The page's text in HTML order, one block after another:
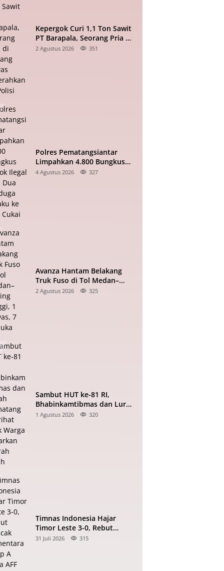
Kepergok Curi 1,1 Ton Sawit
PT Barapala, Seorang Pria di
Padang Lawas Diserahkan ke
2 Agustus 2026 351
Polres Pematangsiantar
Limpahkan 4.800 Bungkus
Rokok Ilegal dan Dua
4 Agustus 2026 327
Avanza Hantam Belakang
Truk Fuso di Tol Medan–
Tebing Tinggi, 1 Tewas, 7
2 Agustus 2026 325
Sambut HUT ke-81 RI,
Bhabinkamtibmas dan Lurah
Pematang Marihat Ajak
1 Agustus 2026 320
Timnas Indonesia Hajar
Timor Leste 3-0, Rebut
Puncak Sementara Grup A
31 Juli 2026 315